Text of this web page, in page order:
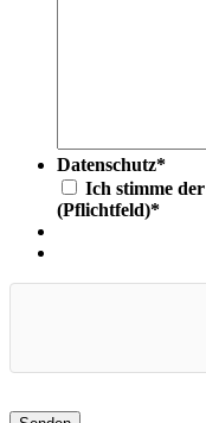
Datenschutz*
Ich stimme der
(Pflichtfeld)*